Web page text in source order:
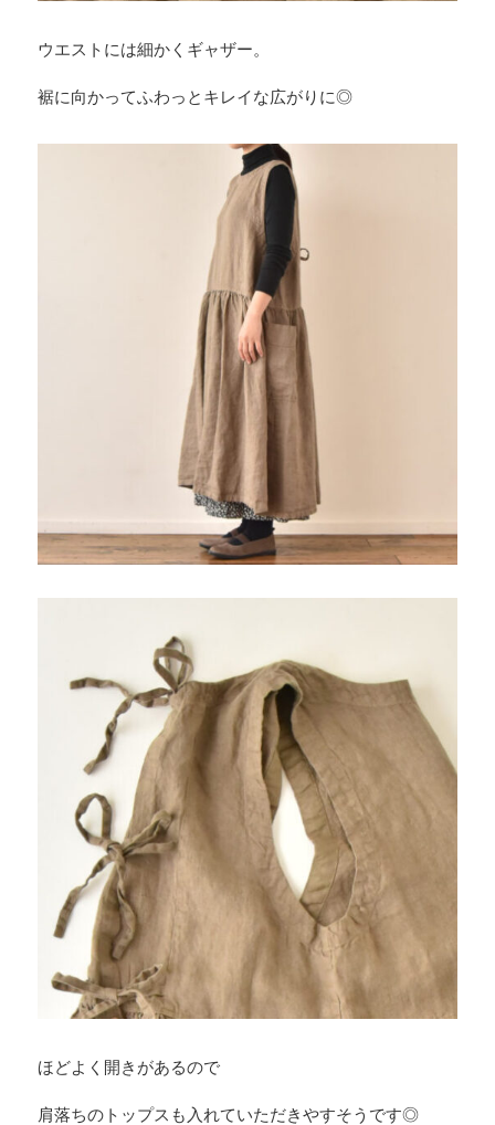
ウエストには細かくギャザー。
裾に向かってふわっとキレイな広がりに◎
ほどよく開きがあるので
肩落ちのトップスも入れていただきやすそうです◎